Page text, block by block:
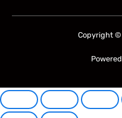
Copyright